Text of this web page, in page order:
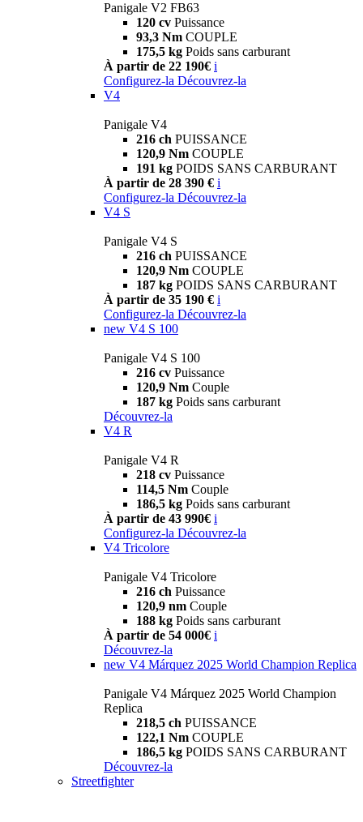
Panigale V2 FB63
120 cv Puissance
93,3 Nm COUPLE
175,5 kg Poids sans carburant
À partir de 22 190€ i
Configurez-la Découvrez-la
V4
Panigale V4
216 ch PUISSANCE
120,9 Nm COUPLE
191 kg POIDS SANS CARBURANT
À partir de 28 390 € i
Configurez-la Découvrez-la
V4 S
Panigale V4 S
216 ch PUISSANCE
120,9 Nm COUPLE
187 kg POIDS SANS CARBURANT
À partir de 35 190 € i
Configurez-la Découvrez-la
new V4 S 100
Panigale V4 S 100
216 cv Puissance
120,9 Nm Couple
187 kg Poids sans carburant
Découvrez-la
V4 R
Panigale V4 R
218 cv Puissance
114,5 Nm Couple
186,5 kg Poids sans carburant
À partir de 43 990€ i
Configurez-la Découvrez-la
V4 Tricolore
Panigale V4 Tricolore
216 ch Puissance
120,9 nm Couple
188 kg Poids sans carburant
À partir de 54 000€ i
Découvrez-la
new V4 Márquez 2025 World Champion Replica
Panigale V4 Márquez 2025 World Champion
Replica
218,5 ch PUISSANCE
122,1 Nm COUPLE
186,5 kg POIDS SANS CARBURANT
Découvrez-la
Streetfighter